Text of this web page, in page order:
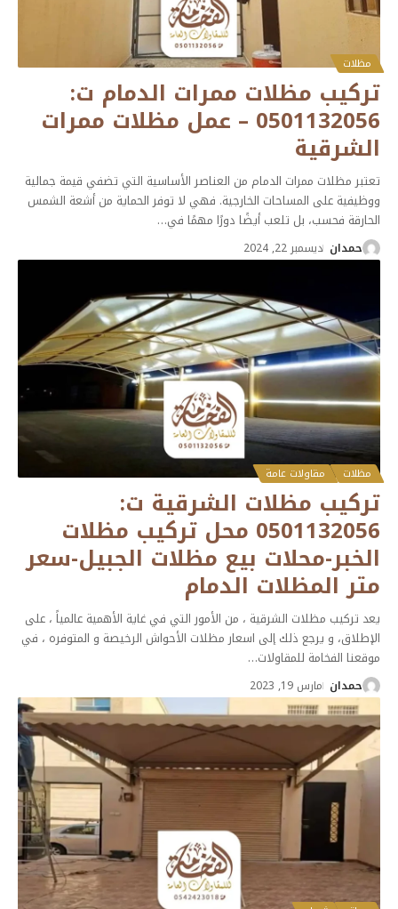
مظلات
تركيب مظلات ممرات الدمام ت:
0501132056 – عمل مظلات ممرات
الشرقية
تعتبر مظلات ممرات الدمام من العناصر الأساسية التي تضفي قيمة جمالية
ووظيفية على المساحات الخارجية. فهي لا توفر الحماية من أشعة الشمس
الحارقة فحسب، بل تلعب أيضًا دورًا مهمًا في…
حمدان ديسمبر 22, 2024
مظلات مقاولات عامة
تركيب مظلات الشرقية ت:
0501132056 محل تركيب مظلات
الخبر-محلات بيع مظلات الجبيل-سعر
متر المظلات الدمام
يعد تركيب مظلات الشرقية ، من الأمور التي في غاية الأهمية عالمياً ، على
الإطلاق، و يرجع ذلك إلى اسعار مظلات الأحواش الرخيصة و المتوفره ، في
موقعنا الفخامة للمقاولات…
حمدان مارس 19, 2023